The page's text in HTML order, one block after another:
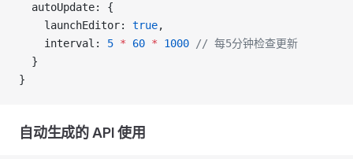
  autoUpdate: {
    launchEditor:
true,
    interval:
5 * 60 * 1000 // 每5分钟检查更新
  }
}
自动生成的 API 使用